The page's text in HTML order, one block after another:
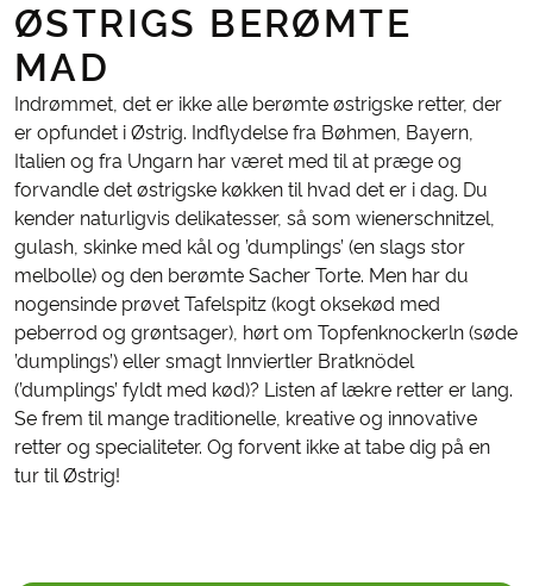
ØSTRIGS BERØMTE
MAD
Indrømmet, det er ikke alle berømte østrigske retter, der
er opfundet i Østrig. Indflydelse fra Bøhmen, Bayern,
Italien og fra Ungarn har været med til at præge og
forvandle det østrigske køkken til hvad det er i dag. Du
kender naturligvis delikatesser, så som wienerschnitzel,
gulash, skinke med kål og ’dumplings’ (en slags stor
melbolle) og den berømte Sacher Torte. Men har du
nogensinde prøvet Tafelspitz (kogt oksekød med
peberrod og grøntsager), hørt om Topfenknockerln (søde
’dumplings’) eller smagt Innviertler Bratknödel
(’dumplings’ fyldt med kød)? Listen af lækre retter er lang.
Se frem til mange traditionelle, kreative og innovative
retter og specialiteter. Og forvent ikke at tabe dig på en
tur til Østrig!